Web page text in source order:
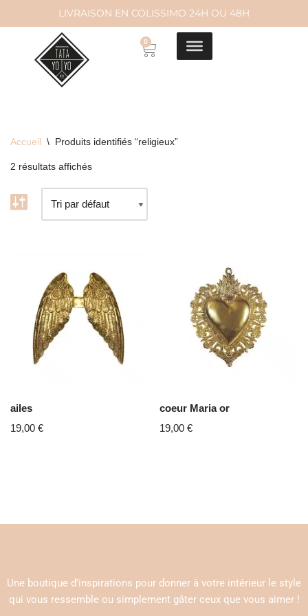
contenu
LIVRAISON EN COLISSIMO 24H OU 48H
0
Accueil \ Produits identifiés “religieux”
2 résultats affichés
ailes
19,00 €
coeur Maria or
19,00€
Une boutique d’inspirations pour donner à votre intérieur le style
qui vous ressemble ou simplement gâter ceux que vous aimer !